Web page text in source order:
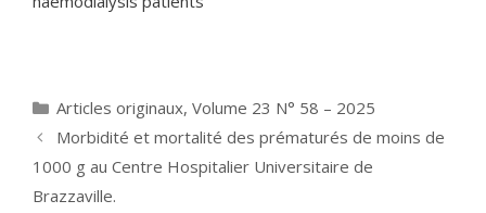
Catégories
Articles originaux, Volume 23 N° 58 – 2025
Morbidité et mortalité des prématurés de moins de
1000 g au Centre Hospitalier Universitaire de
Brazzaville.